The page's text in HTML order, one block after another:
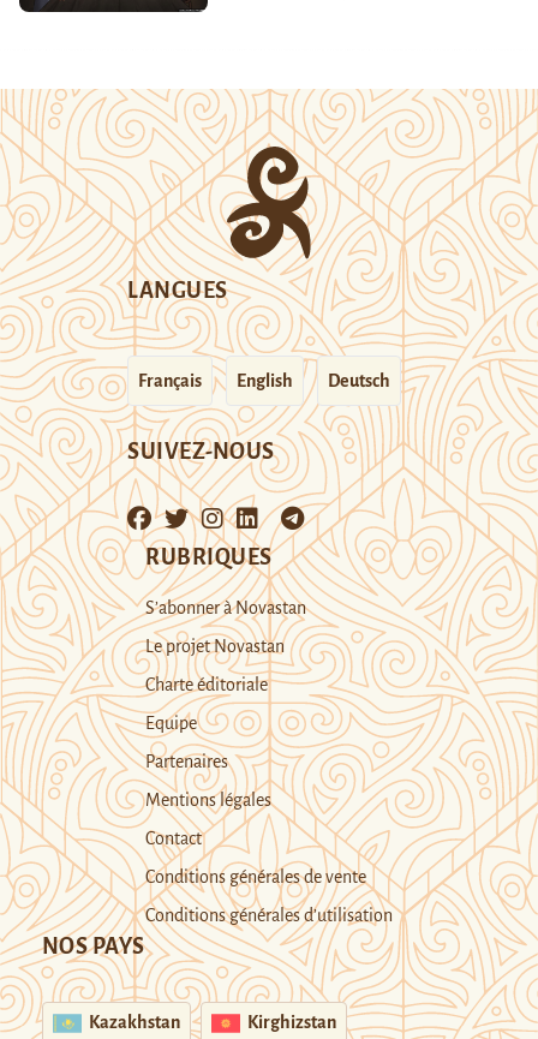
LANGUES
Français English Deutsch
SUIVEZ-NOUS
RUBRIQUES
S’abonner à Novastan
Le projet Novastan
Charte éditoriale
Equipe
Partenaires
Mentions légales
Contact
Conditions générales de vente
Conditions générales d’utilisation
NOS PAYS
Kazakhstan Kirghizstan